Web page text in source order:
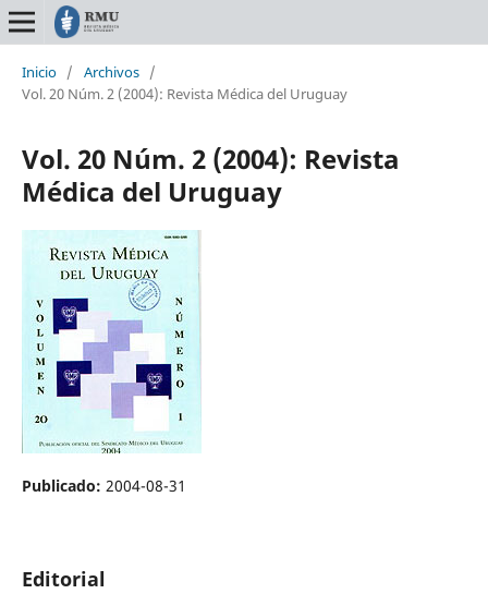
Inicio / Archivos /
Vol. 20 Núm. 2 (2004): Revista Médica del Uruguay
Vol. 20 Núm. 2 (2004): Revista
Médica del Uruguay
Publicado: 2004-08-31
Editorial